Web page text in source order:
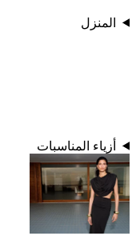
المنزل
أزياء المناسبات